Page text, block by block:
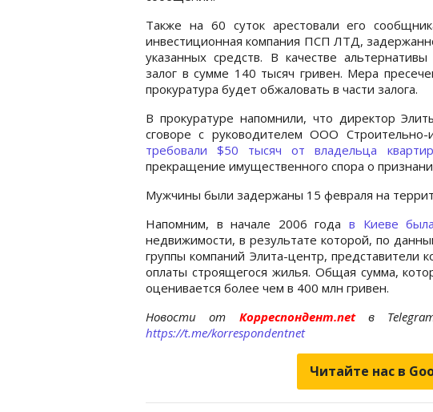
Также на 60 суток арестовали его
инвестиционная компания ПСП ЛТД,
указанных средств. В качестве
залог в сумме 140 тысяч гривен. Мера
прокуратура будет обжаловать в части залога.
В прокуратуре напомнили, что директор
сговоре с руководителем ООО
требовали $50 тысяч от владельца
прекращение имущественного спора о
Мужчины были задержаны 15 февраля на
Напомним, в начале 2006 года в Киеве
недвижимости, в результате которой, по
группы компаний Элита-центр, представители
оплаты строящегося жилья. Общая сумма,
оценивается более чем в 400 млн гривен.
Новости от Корреспондент.net в
https://t.me/korrespondentnet
Читайте нас в